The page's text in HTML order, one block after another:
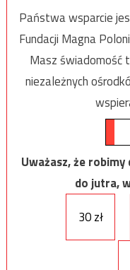
Państwa wsparcie
Fundacji Magna
Masz świadomość
niezależnych
Uważasz, że
do jutra,
30 zł